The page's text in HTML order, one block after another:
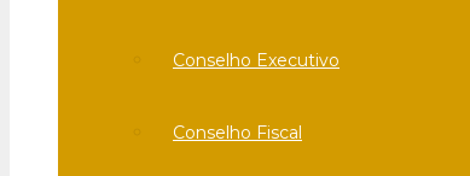
Conselho Executivo
Conselho Fiscal